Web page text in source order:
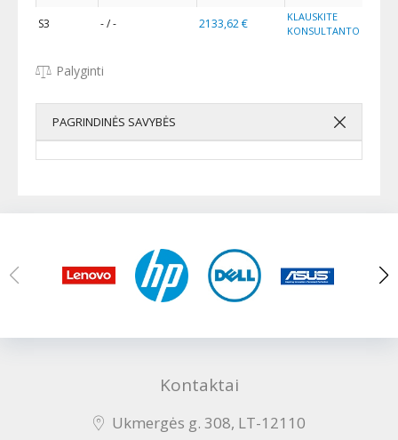
S3 - / - 2133,62 €
KLAUSKITE
KONSULTANTO
Palyginti
PAGRINDINĖS SAVYBĖS
Kontaktai
Ukmergės g. 308, LT-12110